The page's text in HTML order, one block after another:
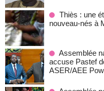
Thiès : une
nouveau-nés à
Assemblée
accuse Pastef
ASER/AEE